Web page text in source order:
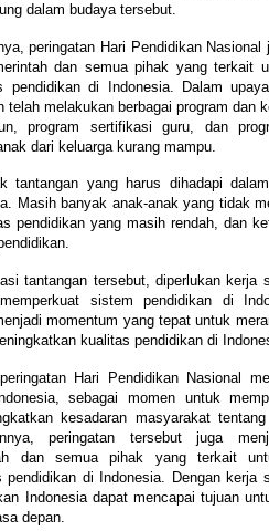
dalam budaya tersebut.
peringatan Hari Pendidikan Nasional
dan semua pihak yang terkait
pendidikan di Indonesia. Dalam
telah melakukan berbagai program dan
program sertifikasi guru, dan
dari keluarga kurang mampu.
tantangan yang harus dihadapi
Masih banyak anak-anak yang tidak
pendidikan yang masih rendah, dan
tantangan tersebut, diperlukan kerja
sistem pendidikan di
momentum yang tepat untuk
kualitas pendidikan di
Hari Pendidikan Nasional
sebagai momen untuk
kesadaran masyarakat
peringatan tersebut juga
dan semua pihak yang terkait
pendidikan di Indonesia. Dengan kerja
Indonesia dapat mencapai tujuan
depan.